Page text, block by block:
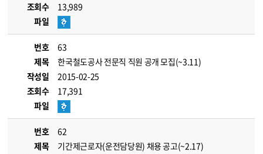
조회수
13,989
파일
번호
63
제목
한국철도공사 전문직 직원 공개 모집(~3.11)
작성일
2015-02-25
조회수
17,391
파일
번호
62
제목
기간제근로자(운전담당원) 채용 공고(~2.17)